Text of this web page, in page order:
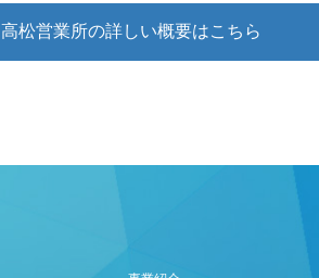
高松営業所の詳しい概要はこちら